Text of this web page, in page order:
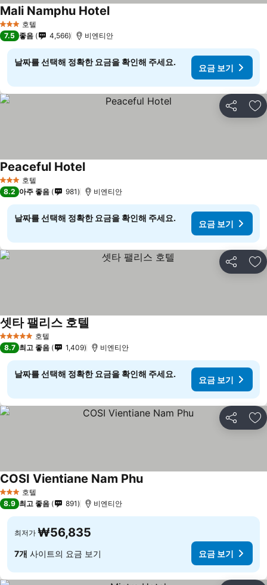
3 성급 호텔
Mali Namphu Hotel요금 보기
7.5 좋음 4,566 비엔티안
날짜를 선택해 정확한 요금을 확인해 주세요.
요금 보기
공유 즐
3 성급 호텔
Peaceful Hotel요금 보기
8.2 아주 좋음 981 비엔티안
날짜를 선택해 정확한 요금을 확인해 주세요.
요금 보기
공유 즐
5 성급 호텔
셋타 팰리스 호텔
8.7 최고 좋음 1,409 비엔티안
날짜를 선택해 정확한 요금을 확인해 주세요.
요금 보기
공유 즐
3 성급 호텔
COSI Vientiane Nam Phu요금 보기
8.9 최고 좋음 891 비엔티안
최저가 ₩56,835
7개 사이트의 요금 보기 요금 보기